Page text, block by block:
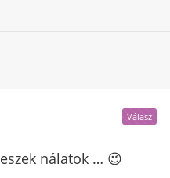
nálatok … 😉
Válasz